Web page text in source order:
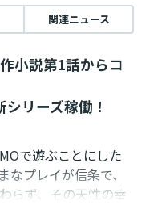
関連ニュース
小説第1話からコ
リーズ稼働！
で遊ぶことにした
プレイが信条で、
らず、その天性の幸